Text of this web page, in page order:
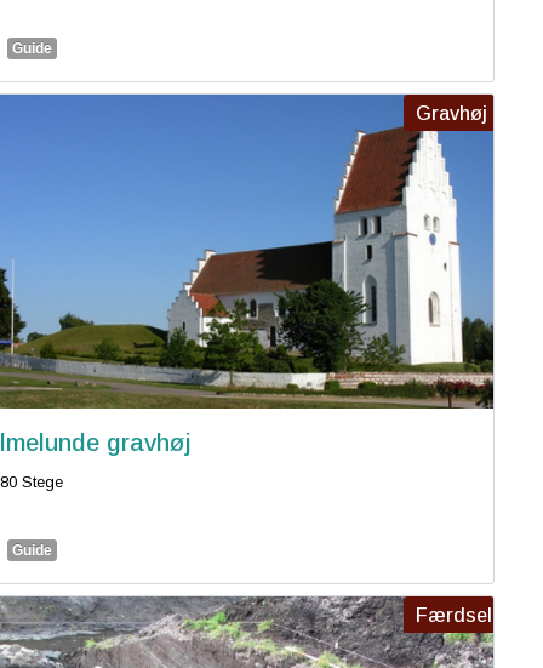
Guide
Gravhøj
gravhøj
Stege
Guide
Færdsel